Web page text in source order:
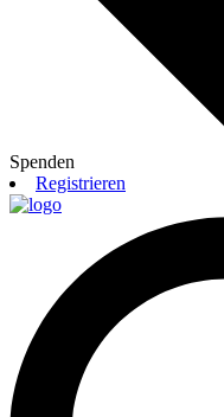
Spenden
Registrieren